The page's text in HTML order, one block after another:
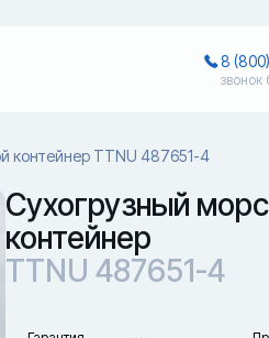
8
звонок
контейнер TTNU 487651-4
Сухогрузный
контейнер
TTNU 487651-4